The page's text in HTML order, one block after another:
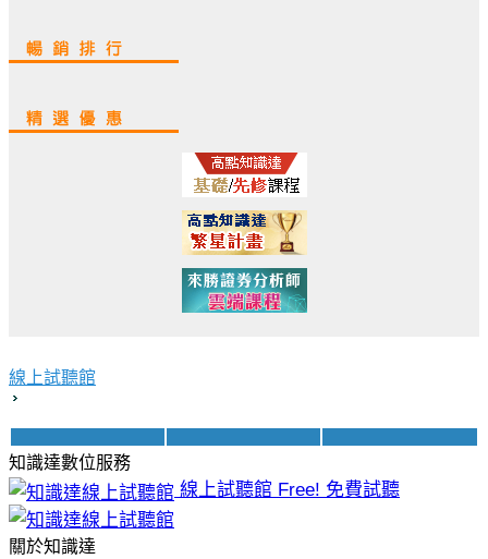
線上試聽館
知識達數位服務
線上試聽館 Free! 免費試聽
關於知識達